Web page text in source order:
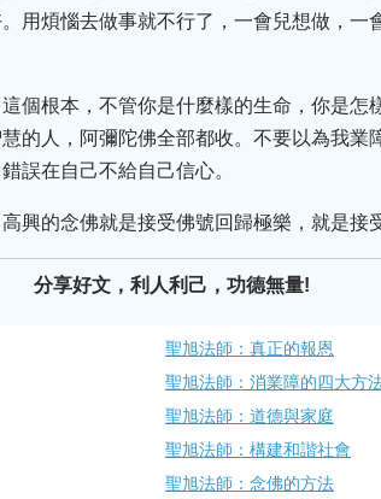
用煩惱去做事就不行了，一會兒想做，一
個根本，不管你是什麼樣的生命，你是怎
的人，阿彌陀佛全部都收。不要以為我業
誤在自己不給自己信心。
興的念佛就是接受佛號回歸極樂，就是接
分享好文，利人利己，功德無量!
聖旭法師：真正的報恩
聖旭法師：消業障的四大方
聖旭法師：道德與家庭
聖旭法師：構建和諧社會
聖旭法師：念佛的方法